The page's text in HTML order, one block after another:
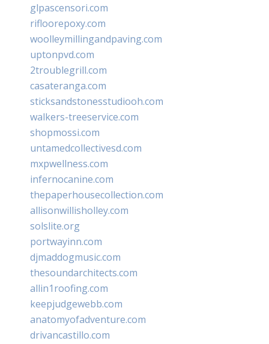
glpascensori.com
rifloorepoxy.com
woolleymillingandpaving.com
uptonpvd.com
2troublegrill.com
casateranga.com
sticksandstonesstudiooh.com
walkers-treeservice.com
shopmossi.com
untamedcollectivesd.com
mxpwellness.com
infernocanine.com
thepaperhousecollection.com
allisonwillisholley.com
solslite.org
portwayinn.com
djmaddogmusic.com
thesoundarchitects.com
allin1roofing.com
keepjudgewebb.com
anatomyofadventure.com
drivancastillo.com